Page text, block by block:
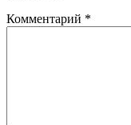
Комментарий *